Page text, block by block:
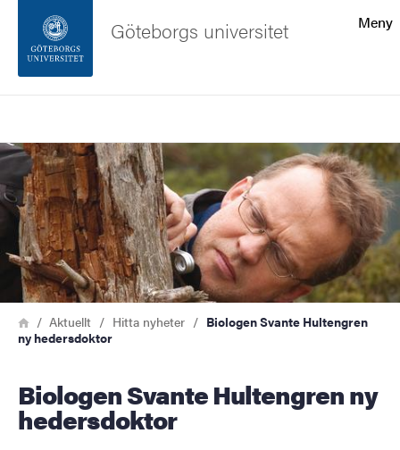
Sidfoten
Om webbplatsen
Meny
Göteborgs universitet
Bild
Länkstig
HemAktuellt Hitta nyheter
Biologen Svante Hultengren
ny hedersdoktor
Biologen Svante Hultengren ny
hedersdoktor